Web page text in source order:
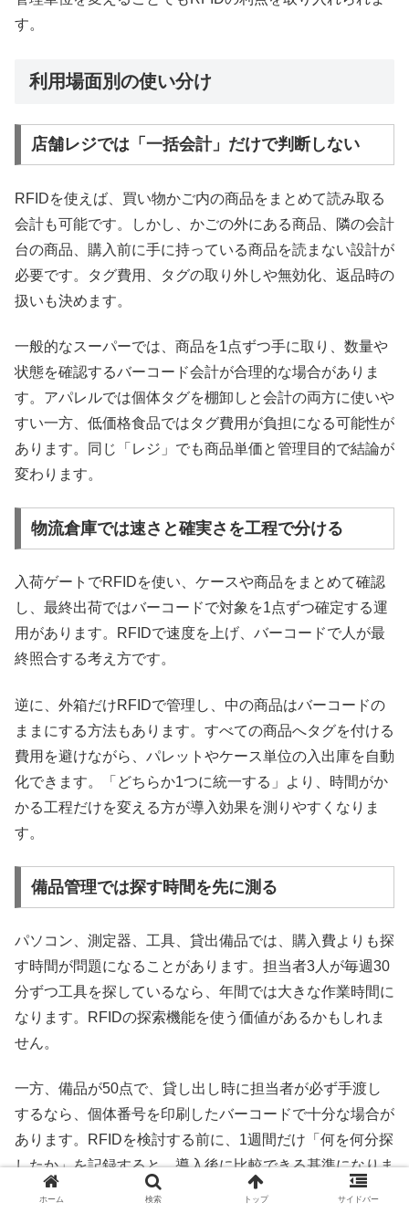
す。
利用場面別の使い分け
店舗レジでは「一括会計」だけで判断しない
RFIDを使えば、買い物かご内の商品をまとめて読み取る
会計も可能です。しかし、かごの外にある商品、隣の会計
台の商品、購入前に手に持っている商品を読まない設計が
必要です。タグ費用、タグの取り外しや無効化、返品時の
扱いも決めます。
一般的なスーパーでは、商品を1点ずつ手に取り、数量や
状態を確認するバーコード会計が合理的な場合がありま
す。アパレルでは個体タグを棚卸しと会計の両方に使いや
すい一方、低価格食品ではタグ費用が負担になる可能性が
あります。同じ「レジ」でも商品単価と管理目的で結論が
変わります。
物流倉庫では速さと確実さを工程で分ける
入荷ゲートでRFIDを使い、ケースや商品をまとめて確認
し、最終出荷ではバーコードで対象を1点ずつ確定する運
用があります。RFIDで速度を上げ、バーコードで人が最
終照合する考え方です。
逆に、外箱だけRFIDで管理し、中の商品はバーコードの
ままにする方法もあります。すべての商品へタグを付ける
費用を避けながら、パレットやケース単位の入出庫を自動
化できます。「どちらか1つに統一する」より、時間がか
かる工程だけを変える方が導入効果を測りやすくなりま
す。
備品管理では探す時間を先に測る
パソコン、測定器、工具、貸出備品では、購入費よりも探
す時間が問題になることがあります。担当者3人が毎週30
分ずつ工具を探しているなら、年間では大きな作業時間に
なります。RFIDの探索機能を使う価値があるかもしれま
せん。
一方、備品が50点で、貸し出し時に担当者が必ず手渡し
するなら、個体番号を印刷したバーコードで十分な場合が
あります。RFIDを検討する前に、1週間だけ「何を何分探
したか」を記録すると、導入後に比較できる基準になりま
ホーム 検索 トップ サイドバー